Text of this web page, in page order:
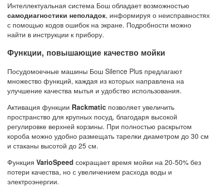
Интеллектуальная система Бош обладает возможностью
самодиагностики неполадок, информируя о неисправностях
с помощью кодов ошибок на экране. Подробности можно
найти в инструкции к прибору.
Функции, повышающие качество мойки
Посудомоечные машины Бош Silence Plus предлагают
множество функций, каждая из которых направлена на
улучшение качества мытья и удобство использования.
Активация функции Rackmatic позволяет увеличить
пространство для крупных посуд, благодаря высокой
регулировке верхней корзины. При полностью раскрытом
короба можно удобно размещать тарелки диаметром до 30 см
и стаканы высотой до 25 см.
Функция VarioSpeed сокращает время мойки на 20-50% без
потери качества, но с увеличением расхода воды и
электроэнергии.